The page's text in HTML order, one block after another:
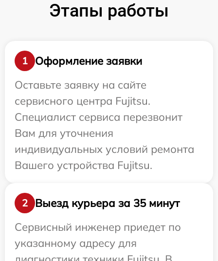
Этапы работы
1
Оформление заявки
Оставьте заявку на сайте
сервисного центра Fujitsu.
Специалист сервиса перезвонит
Вам для уточнения
индивидуальных условий ремонта
Вашего устройства Fujitsu.
2
Выезд курьера за 35 минут
Сервисный инженер приедет по
указанному адресу для